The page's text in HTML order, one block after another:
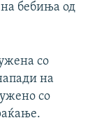
бебиња од
со
на
со